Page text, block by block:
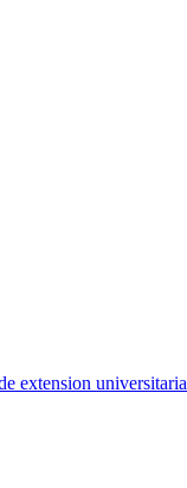
extension universitaria